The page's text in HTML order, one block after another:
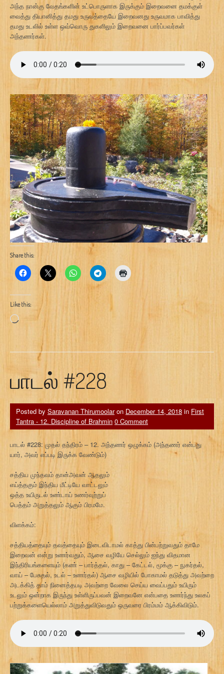
அந்த நான்கு வேதங்களின் உட்பொருளாக இருக்கும் இறைவனை தமக்குள்
வைத்து தியானித்து தமது உருவத்தையே இறைவனது உருவமாக பாவித்து
தமது உடலில் உள்ள ஒவ்வொரு துகளிலும் இறைவனை பார்ப்பவர்கள்
அந்தணர்கள்.
Share this:
Like this:
Loading…
பாடல் #228
Posted by Saravanan Thirumoolaron December 14, 2018 in First
Tantra - 12. Discipline of Brahmin 0 Comment
பாடல் #228: முதல் தந்திரம் – 12. அந்தணர் ஒழுக்கம் (அந்தணர் என்பது
யார், அவர் எப்படி இருக்க வேண்டும்)
சத்திய முந்தவம் தான்அவன் ஆதலும்
எய்த்தகும் இந்திய மீட்டியே வாட்டலும்
ஒத்த உயிருடல் உண்டாய் உணர்வுற்றுப்
பெத்தம் அறுத்தலும் ஆகும் பிரமமே.
விளக்கம்:
சத்தியத்தையும் தவத்தையும் இடைவிடாமல் காத்து பின்பற்றுவதும் தாமே
இறைவன் என்று உணர்வதும், ஆசை வழியே செல்லும் ஐந்து விதமான
இந்திரியங்களையும் (கண் – பார்த்தல், காது – கேட்டல், மூக்கு – நுகர்தல்,
வாய் – பேசுதல், உடல் – உணர்தல்) ஆசை வழியில் போகாமல் தடுத்து அவற்றை
அடக்கித் தாம் நினைத்தபடி அவற்றை வேலை செய்ய வைப்பதும் உயிரும்
உடலும் ஒன்றாக இருந்து உள்ளிருப்பவன் இறைவனே என்பதை உணர்ந்து உலகப்
பற்றுக்களையெல்லாம் அறுத்துவிடுவதும் ஒருவரை பிரம்மம் ஆக்கிவிடும்.